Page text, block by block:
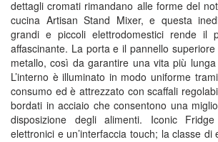
dettagli cromati rimandano alle forme del
cucina Artisan Stand Mixer, e questa
grandi e piccoli elettrodomestici rende il
affascinante. La porta e il pannello
metallo, così da garantire una vita più lunga
L’interno è illuminato in modo uniforme
consumo ed è attrezzato con scaffali
bordati in acciaio che consentono una
disposizione degli alimenti. Iconic
elettronici e un’interfaccia touch; la classe di